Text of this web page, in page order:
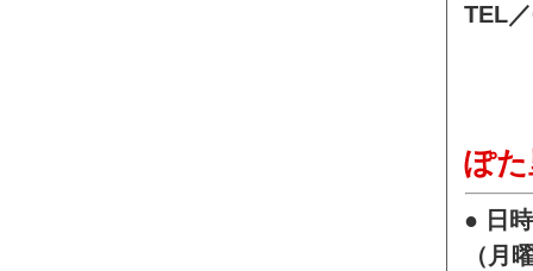
TEL
ぽ
● 日
（月